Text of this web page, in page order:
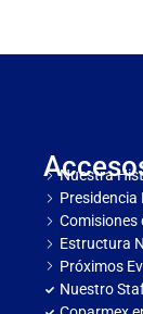
Nuestra
Presidencia
Comisiones
Estructura
Próximos
Nuestro